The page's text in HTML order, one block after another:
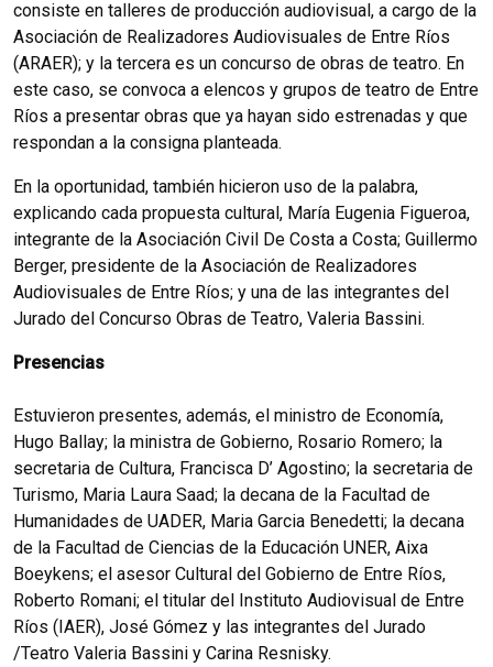
consiste en talleres de producción audiovisual, a cargo de la
Asociación de Realizadores Audiovisuales de Entre Ríos
(ARAER); y la tercera es un concurso de obras de teatro. En
este caso, se convoca a elencos y grupos de teatro de Entre
Ríos a presentar obras que ya hayan sido estrenadas y que
respondan a la consigna planteada.
En la oportunidad, también hicieron uso de la palabra,
explicando cada propuesta cultural, María Eugenia Figueroa,
integrante de la Asociación Civil De Costa a Costa; Guillermo
Berger, presidente de la Asociación de Realizadores
Audiovisuales de Entre Ríos; y una de las integrantes del
Jurado del Concurso Obras de Teatro, Valeria Bassini.
Presencias
Estuvieron presentes, además, el ministro de Economía,
Hugo Ballay; la ministra de Gobierno, Rosario Romero; la
secretaria de Cultura, Francisca D’ Agostino; la secretaria de
Turismo, Maria Laura Saad; la decana de la Facultad de
Humanidades de UADER, Maria Garcia Benedetti; la decana
de la Facultad de Ciencias de la Educación UNER, Aixa
Boeykens; el asesor Cultural del Gobierno de Entre Ríos,
Roberto Romani; el titular del Instituto Audiovisual de Entre
Ríos (IAER), José Gómez y las integrantes del Jurado
/Teatro Valeria Bassini y Carina Resnisky.